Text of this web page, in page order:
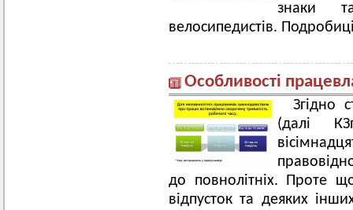
знаки
велосипедистів.
Особливості
Згідно
(далі
до повнолітніх. Проте
відпусток та деяких